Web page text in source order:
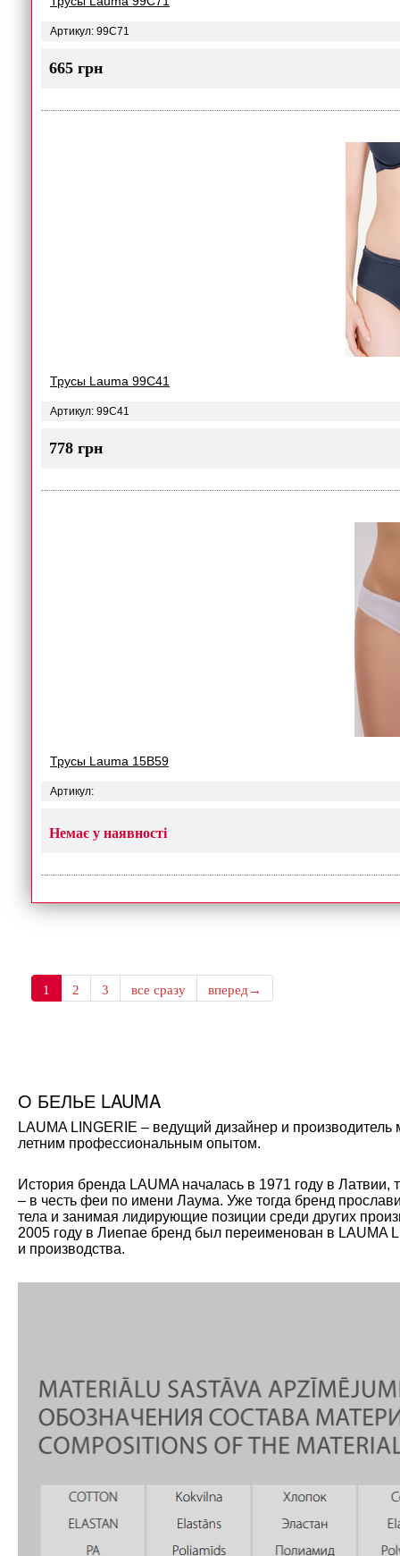
Артикул: 99C71
665 грн
Трусы Lauma 99C41
Артикул: 99C41
778 грн
Трусы Lauma 15B59
Артикул:
Немає у наявності
1 2 3 все сразу вперед→
О БЕЛЬЕ LAUMA
LAUMA LINGERIE – ведущий дизайнер и
летним профессиональным опытом.
История бренда LAUMA началась в 1971 году в
– в честь феи по имени Лаума. Уже тогда бренд
тела и занимая лидирующие позиции среди других
2005 году в Лиепае бренд был переименован в LAUMA
и производства.